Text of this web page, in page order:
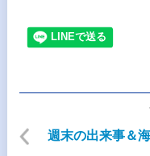
週末の出来事＆